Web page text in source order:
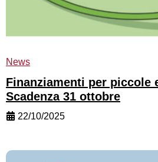
News
Finanziamenti per piccole
Scadenza 31 ottobre
22/10/2025